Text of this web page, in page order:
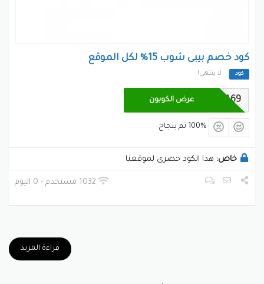
كود خصم بيبى شوب 15% لكل الموقع
كود لا ينتهي!
BSA69 عرض الكوبون
100% تم بنجاح
خاص: هذا الكود حصرى لموقعنا
1032 مستخدم - 0 اليوم
قراءة المزيد